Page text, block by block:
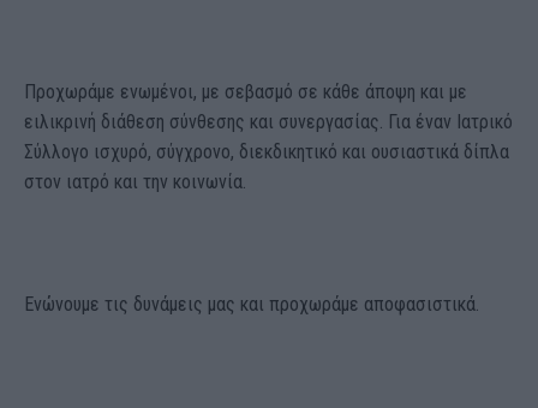
Προχωράμε ενωμένοι, με σεβασμό σε κάθε άποψη και με
ειλικρινή διάθεση σύνθεσης και συνεργασίας. Για έναν Ιατρικό
Σύλλογο ισχυρό, σύγχρονο, διεκδικητικό και ουσιαστικά δίπλα
στον ιατρό και την κοινωνία.
Ενώνουμε τις δυνάμεις μας και προχωράμε αποφασιστικά.